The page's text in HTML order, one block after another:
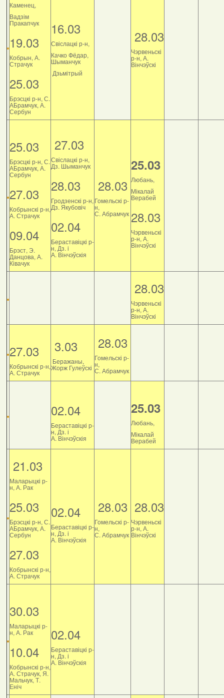
Каменец,
Вадзім
Пракапчук
19.03
Кобрын, А.
Страчук
25.03
Брэсцкі р-н, С.
АБрамчук, А.
Сербун
16.03
Свіслацкі р-н,
Качко Фёдар,
Шыманчук
Дзьмітрый
28.03
Чэрвеньскі
р-н, А.
Вінчэўскі
25.03
Брэсцкі р-н, С.
АБрамчук, А.
Сербун
27.03
Кобрынскі р-н,
А. Страчук
09.04
Брэст, Э.
Данцова, А.
Ківачук
27.03
Свіслацкі р-н,
Дз. Шыманчук
28.03
Гродзенскі р-н,
Дз. Якубовіч
02.04
Бераставіцкі р-
н, Дз. і
А. Вінчэўскія
28.03
Гомельскі р-
н,
С. Абрамчук
25.03
Любань,
Мікалай
Верабей
28.03
Чэрвеньскі
р-н, А.
Вінчэўскі
28.03
Чэрвеньскі
р-н, А.
Вінчэўскі
27.03
Кобрынскі р-н,
А. Страчук
3.03
Беражаны,
Жорж Гулеўскі
28.03
Гомельскі р-
н,
С. Абрамчук
02.04
Бераставіцкі р-
н, Дз. і
А. Вінчэўскія
25.03
Любань,
Мікалай
Верабей
21.03
Маларыцкі р-
н, А. Рак
25.03
Брэсцкі р-н, С.
АБрамчук, А.
Сербун
27.03
Кобрынскі р-н,
А. Страчук
02.04
Бераставіцкі р-
н, Дз. і
А. Вінчэўскія
28.03
Гомельскі р-
н,
С. Абрамчук
28.03
Чэрвеньскі
р-н, А.
Вінчэўскі
30.03
Маларыцкі р-
н, А. Рак
10.04
Кобрынскі р-н,
А. Страчук, Я.
Мальчук, Т.
Еніч
02.04
Бераставіцкі р-
н, Дз. і
А. Вінчэўскія